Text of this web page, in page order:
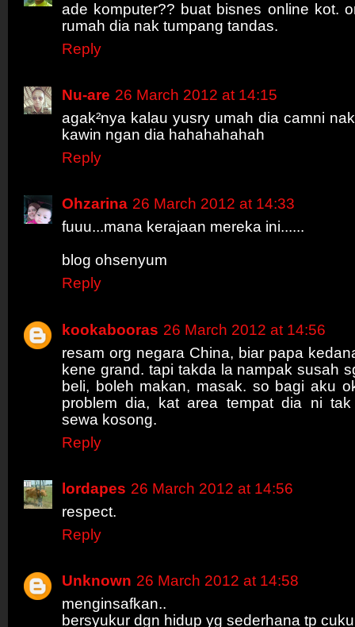
ade komputer?? buat bisnes online kot.
rumah dia nak tumpang tandas.
Reply
Nu-are 26 March 2012 at 14:15
agak²nya kalau yusry umah dia camni
kawin ngan dia hahahahahah
Reply
Ohzarina 26 March 2012 at 14:33
fuuu...mana kerajaan mereka ini......
blog ohsenyum
Reply
kookabooras 26 March 2012 at 14:56
resam org negara China, biar papa
kene grand. tapi takda la nampak susah
beli, boleh makan, masak. so bagi aku
problem dia, kat area tempat dia ni
sewa kosong.
Reply
lordapes 26 March 2012 at 14:56
respect.
Reply
Unknown 26 March 2012 at 14:58
menginsafkan..
bersyukur dgn hidup yg sederhana tp